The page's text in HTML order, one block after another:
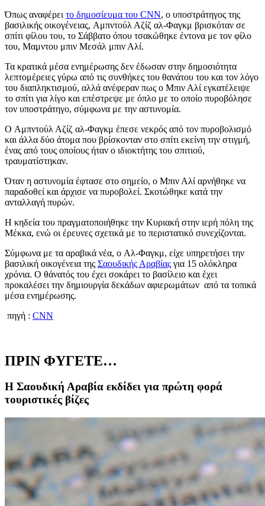
Όπως αναφέρει το δημοσίευμα του CNN, ο υποστράτηγος της
βασιλικής οικογένειας, Αμπντούλ Αζίζ αλ-Φαγκμ βρισκόταν σε
σπίτι φίλου του, το Σάββατο όπου τσακώθηκε έντονα με τον φίλο
του, Μαμντου μπιν Μεσάλ μπιν Αλί.
Τα κρατικά μέσα ενημέρωσης δεν έδωσαν στην δημοσιότητα
λεπτομέρειες γύρω από τις συνθήκες του θανάτου του και τον λόγο
του διαπληκτισμού, αλλά ανέφεραν πως ο Μπιν Αλί εγκατέλειψε
το σπίτι για λίγο και επέστρεψε με όπλο με το οποίο πυροβόλησε
τον υποστράτηγο, σύμφωνα με την αστυνομία.
Ο Αμπντούλ Αζίζ αλ-Φαγκμ έπεσε νεκρός από τον πυροβολισμό
και άλλα δύο άτομα που βρίσκονταν στο σπίτι εκείνη την στιγμή,
ένας από τους οποίους ήταν ο ιδιοκτήτης του σπιτιού,
τραυματίστηκαν.
Όταν η αστυνομία έφτασε στο σημείο, ο Μπιν Αλί αρνήθηκε να
παραδοθεί και άρχισε να πυροβολεί. Σκοτώθηκε κατά την
ανταλλαγή πυρών.
Η κηδεία του πραγματοποιήθηκε την Κυριακή στην ιερή πόλη της
Μέκκα, ενώ οι έρευνες σχετικά με το περιστατικό συνεχίζονται.
Σύμφωνα με τα αραβικά νέα, ο Αλ-Φαγκμ, είχε υπηρετήσει την
βασιλική οικογένεια της Σαουδικής Αραβίας για 15 ολόκληρα
χρόνια. Ο θάνατός του έχει σοκάρει το βασίλειο και έχει
προκαλέσει την δημιουργία δεκάδων αφιερωμάτων από τα τοπικά
μέσα ενημέρωσης.
πηγή : CNN
ΠΡΙΝ ΦΥΓΕΤΕ…
Η Σαουδική Αραβία εκδίδει για πρώτη φορά
τουριστικές βίζες